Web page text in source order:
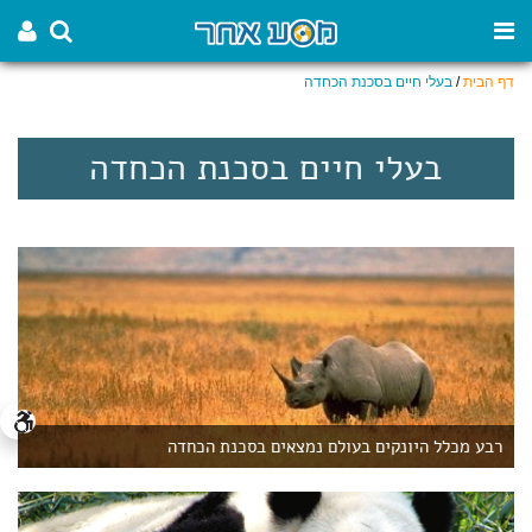
דף הבית/ בעלי חיים בסכנת הכחדה
בעלי חיים בסכנת הכחדה
רבע מכלל היונקים בעולם נמצאים בסכנת הכחדה